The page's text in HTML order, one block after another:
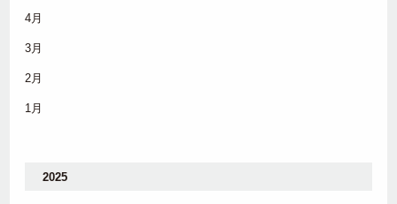
4月
3月
2月
1月
2025